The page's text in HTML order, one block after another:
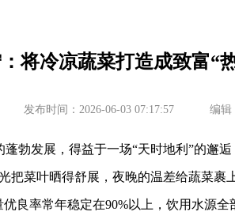
将冷凉蔬菜打造成致富“
发布时间：2026-06-03 07:17:57 编辑
发展，得益于一场“天时地利”的邂逅
菜叶晒得舒展，夜晚的温差给蔬菜裹
良率常年稳定在90%以上，饮用水源全